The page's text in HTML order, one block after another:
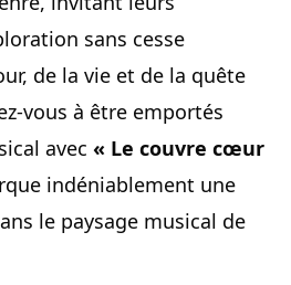
sans cesse
de la vie et de la quête
vous à être emportés
avec « Le couvre cœur
indéniablement une
le paysage musical de